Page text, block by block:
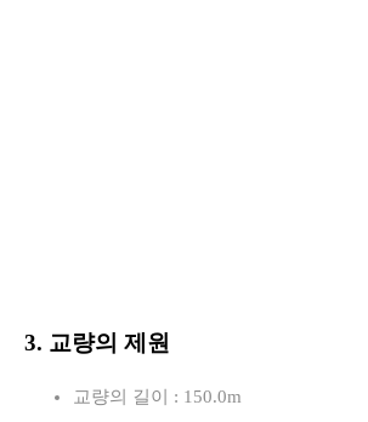
3. 교량의 제원
교량의 길이 : 150.0m